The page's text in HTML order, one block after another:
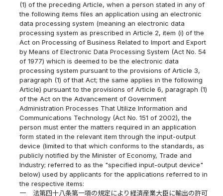
(1) of the preceding Article, when a person stated in any of
the following items files an application using an electronic
data processing system (meaning an electronic data
processing system as prescribed in Article 2, item (i) of the
Act on Processing of Business Related to Import and Export
by Means of Electronic Data Processing System (Act No. 54
of 1977) which is deemed to be the electronic data
processing system pursuant to the provisions of Article 3,
paragraph (1) of that Act; the same applies in the following
Article) pursuant to the provisions of Article 6, paragraph (1)
of the Act on the Advancement of Government
Administration Processes That Utilize Information and
Communications Technology (Act No. 151 of 2002), the
person must enter the matters required in an application
form stated in the relevant item through the input-output
device (limited to that which conforms to the standards, as
publicly notified by the Minister of Economy, Trade and
Industry; referred to as the "specified input-output device"
below) used by applicants for the applications referred to in
the respective items:
一
法第四十八条第一項の規定により経済産業大臣に輸出の許可